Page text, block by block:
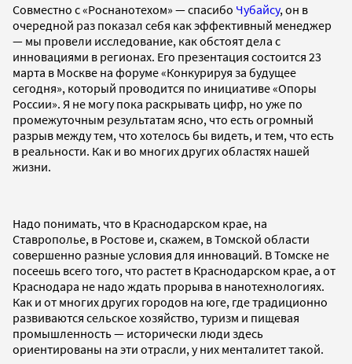
Совместно с «Роснанотехом» — спасибо Чубайсу, он в
очередной раз показал себя как эффективный менеджер
— мы провели исследование, как обстоят дела с
инновациями в регионах. Его презентация состоится 23
марта в Москве на форуме «Конкурируя за будущее
сегодня», который проводится по инициативе «Опоры
России». Я не могу пока раскрывать цифр, но уже по
промежуточным результатам ясно, что есть огромный
разрыв между тем, что хотелось бы видеть, и тем, что есть
в реальности. Как и во многих других областях нашей
жизни.
Надо понимать, что в Краснодарском крае, на
Ставрополье, в Ростове и, скажем, в Томской области
совершенно разные условия для инноваций. В Томске не
посеешь всего того, что растет в Краснодарском крае, а от
Краснодара не надо ждать прорыва в нанотехнологиях.
Как и от многих других городов на юге, где традиционно
развиваются сельское хозяйство, туризм и пищевая
промышленность — исторически люди здесь
ориентированы на эти отрасли, у них менталитет такой.